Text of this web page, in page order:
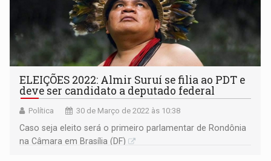
ELEIÇÕES 2022: Almir Suruí se filia ao PDT e
deve ser candidato a deputado federal
Política 30 de Março de 2022 às 10:38
Caso seja eleito será o primeiro parlamentar de Rondônia
na Câmara em Brasília (DF)